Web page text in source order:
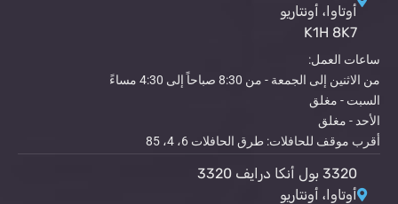
أوتاوا، أونتاريو
K1H 8K7
ساعات العمل:
من الاثنين إلى الجمعة - من 8:30 صباحاً إلى 4:30 مساءً
السبت - مغلق
الأحد - مغلق
أقرب موقف للحافلات: طرق الحافلات 6، 4، 85
3320 بول أنكا درايف 3320
أوتاوا، أونتاريو